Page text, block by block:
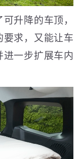
升降的车顶，
求，又能让车
一步扩展车内